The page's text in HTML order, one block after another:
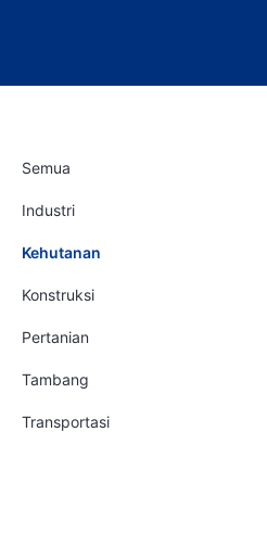
Semua
Industri
Kehutanan
Konstruksi
Pertanian
Tambang
Transportasi